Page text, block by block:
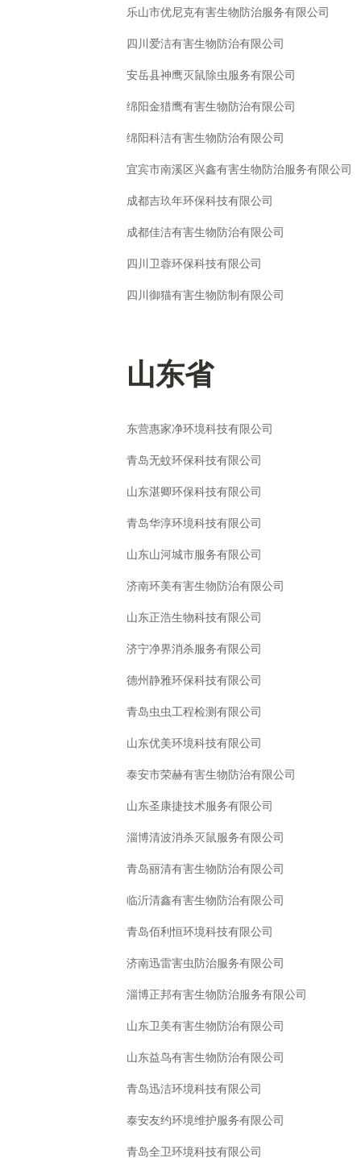
乐山市优尼克有害生物防治服务有限公司
四川爱洁有害生物防治有限公司
安岳县神鹰灭鼠除虫服务有限公司
绵阳金猎鹰有害生物防治有限公司
绵阳科洁有害生物防治有限公司
宜宾市南溪区兴鑫有害生物防治服务有限公司
成都吉玖年环保科技有限公司
成都佳洁有害生物防治有限公司
四川卫蓉环保科技有限公司
四川御猫有害生物防制有限公司
山东省
东营惠家净环境科技有限公司
青岛无蚊环保科技有限公司
山东湛卿环保科技有限公司
青岛华淳环境科技有限公司
山东山河城市服务有限公司
济南环美有害生物防治有限公司
山东正浩生物科技有限公司
济宁净界消杀服务有限公司
德州静雅环保科技有限公司
青岛虫虫工程检测有限公司
山东优美环境科技有限公司
泰安市荣赫有害生物防治有限公司
山东圣康捷技术服务有限公司
淄博清波消杀灭鼠服务有限公司
青岛丽清有害生物防治有限公司
临沂清鑫有害生物防治有限公司
青岛佰利恒环境科技有限公司
济南迅雷害虫防治服务有限公司
淄博正邦有害生物防治服务有限公司
山东卫美有害生物防治有限公司
山东益鸟有害生物防治有限公司
青岛迅洁环境科技有限公司
泰安友约环境维护服务有限公司
青岛全卫环境科技有限公司